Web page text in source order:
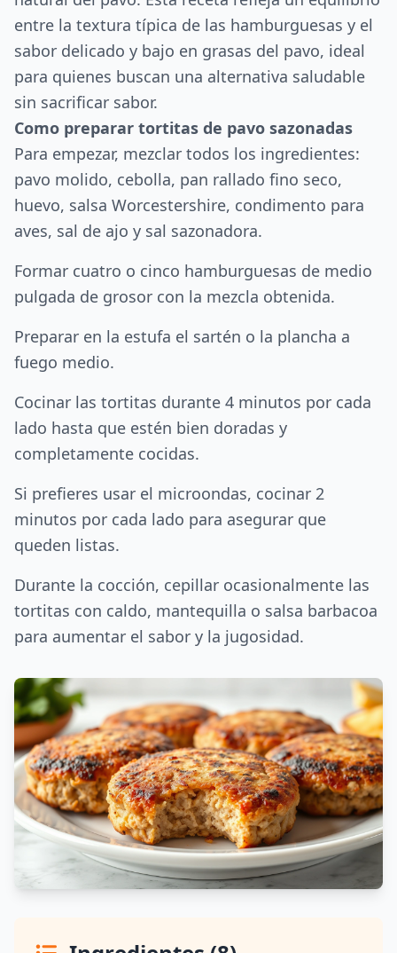
entre la textura típica de las hamburguesas y el
sabor delicado y bajo en grasas del pavo, ideal
para quienes buscan una alternativa saludable
sin sacrificar sabor.
Como preparar tortitas de pavo sazonadas
Para empezar, mezclar todos los ingredientes:
pavo molido, cebolla, pan rallado fino seco,
huevo, salsa Worcestershire, condimento para
aves, sal de ajo y sal sazonadora.
Formar cuatro o cinco hamburguesas de medio
pulgada de grosor con la mezcla obtenida.
Preparar en la estufa el sartén o la plancha a
fuego medio.
Cocinar las tortitas durante 4 minutos por cada
lado hasta que estén bien doradas y
completamente cocidas.
Si prefieres usar el microondas, cocinar 2
minutos por cada lado para asegurar que
queden listas.
Durante la cocción, cepillar ocasionalmente las
tortitas con caldo, mantequilla o salsa barbacoa
para aumentar el sabor y la jugosidad.